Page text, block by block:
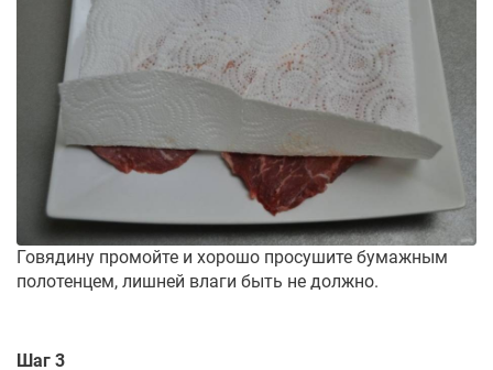
Говядину промойте и хорошо просушите бумажным
полотенцем, лишней влаги быть не должно.
Шаг 3